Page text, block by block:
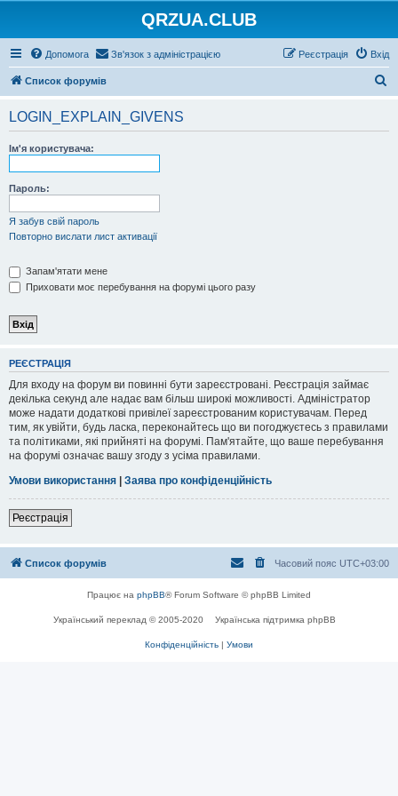
QRZUA.CLUB
Допомога Зв'язок з адміністрацією Вхід
Реєстрація
Список форумів
LOGIN_EXPLAIN_GIVENS
Ім'я користувача:
Пароль:
Я забув свій пароль
Повторно вислати лист активації
Запам'ятати мене
Приховати моє перебування на форумі цього разу
РЕЄСТРАЦІЯ
Для входу на форум ви повинні бути зареєстровані. Реєстрація займає
декілька секунд але надає вам більш широкі можливості. Адміністратор
може надати додаткові привілеї зареєстрованим користувачам. Перед
тим, як увійти, будь ласка, переконайтесь що ви погоджуєтесь з правилами
та політиками, які прийняті на форумі. Пам'ятайте, що ваше перебування
на форумі означає вашу згоду з усіма правилами.
Умови використання | Заява про конфіденційність
Реєстрація
Список форумів Часовий пояс UTC+03:00
Працює на phpBB® Forum Software © phpBB Limited
Український переклад © 2005-2020 Українська підтримка phpBB
Конфіденційність | Умови